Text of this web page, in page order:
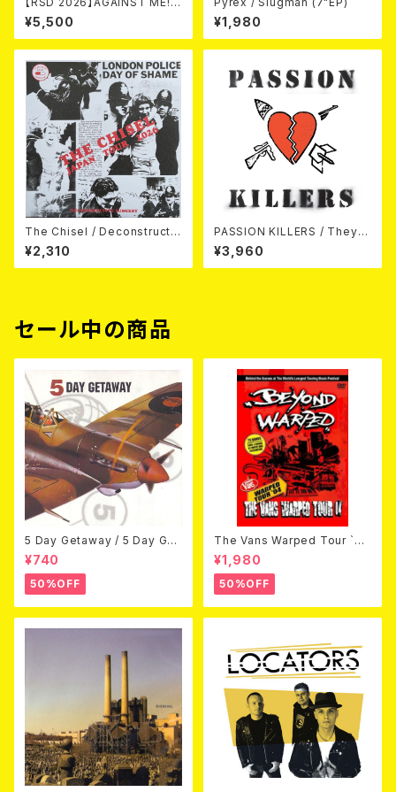
NEW WAVE B-SIDES [RSD V
INYL EP][Coloured Vinyl](1
2")
¥5,500 ¥1,980
The Chisel / Deconstructiv
e Surgery (7"EP)
¥2,310
PASSION KILLERS / They K
ill Our Passion With Their
Hate And Wars LP
¥3,960
セール中の商品
5 Day Getaway / 5 Day Get
away (CDEP)
¥740
50%OFF
The Vans Warped Tour `04
Beyond Warped (国内盤DV
D)
¥1,980
50%OFF